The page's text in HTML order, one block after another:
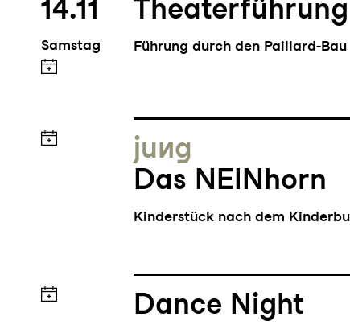
14.11
Samstag
Theaterführung
Führung durch den Paillard-Bau
jung
Das NEINhorn
Kinderstück nach dem
Dance Night